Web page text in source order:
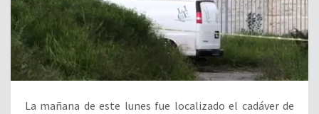
La mañana de este lunes fue localizado el cadáver de